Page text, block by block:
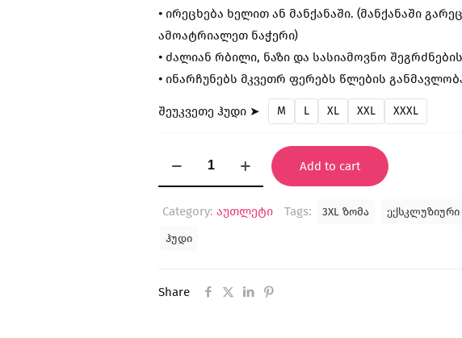
• ირეცხება ხელით ან მანქანაში. (მანქანაში
ამოატრიალეთ ნაჭერი)
• ძალიან რბილი, ნაზი და სასიამოვნო
• ინარჩუნებს მკვეთრ ფერებს წლების
შეუკვეთე ჰუდი ➤ M L XL XXL XXXL
quantity
Add to cart
Category: აუთლეტი Tags: 3XL ზომა
ჰუდი
Share